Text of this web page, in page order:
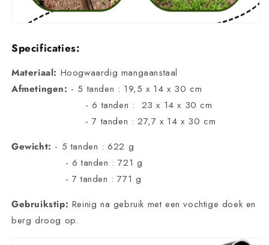
Specificaties:
Materiaal: Hoogwaardig mangaanstaal
Afmetingen: - 5 tanden : 19,5 x 14 x 30 cm
- 6 tanden : 23 x 14 x 30 cm
- 7 tanden : 27,7 x 14 x 30 cm
Gewicht: - 5 tanden : 622 g
- 6 tanden : 721 g
- 7 tanden : 771 g
Gebruikstip: Reinig na gebruik met een vochtige doek en
berg droog op.